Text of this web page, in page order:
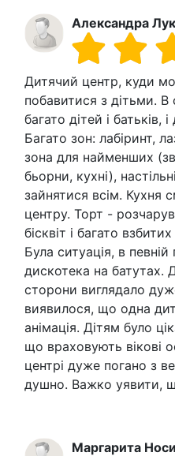
Александра
Дитячий центр, куди
побавитися з дітьми.
багато дітей і
Багато зон: лабіринт,
зона для найменших
бьорни, кухні),
зайнятися всім. Кухня
центру. Торт -
бісквіт і багато
Була ситуація, в
дискотека на батутах.
сторони виглядало
виявилося, що одна
анімація. Дітям було
що враховують вікові
центрі дуже погано з
душно. Важко уявити,
Маргарита